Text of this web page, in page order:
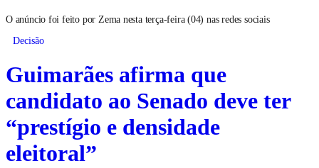
O anúncio foi feito por Zema nesta terça-feira (04) nas redes sociais
Decisão
Guimarães afirma que
candidato ao Senado deve ter
“prestígio e densidade
eleitoral”